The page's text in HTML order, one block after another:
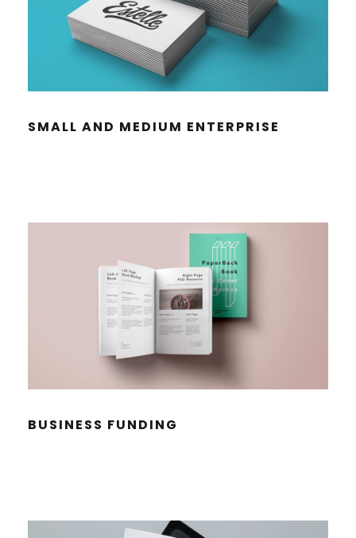
SMALL AND MEDI­UM ENTERPRISE
BUSI­NESS FUNDING